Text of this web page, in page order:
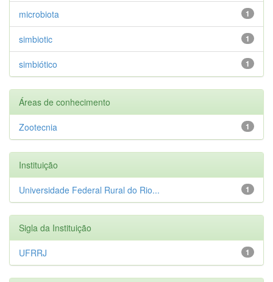
1
microbiota
1
simbiotic
1
simbiótico
Áreas de conhecimento
1
Zootecnia
Instituição
1
Universidade Federal Rural do Rio...
Sigla da Instituição
1
UFRRJ